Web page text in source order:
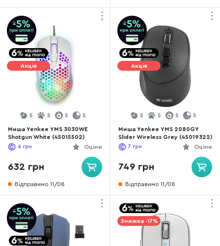
Акція
5 5 5 5
Миша Yenkee YMS 3030WE
Shotgun White (45015502)
Оціни
6 грн
632 грн
Відправимо 11/08
Акція
5 5 5 5
Миша Yenkee YMS 2080GY
Slider Wireless Grey (45019322)
Оціни
7 грн
749 грн
Відправимо 11/08
Знижка -17%